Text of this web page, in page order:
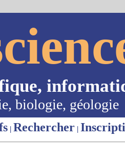
biologie, géologie
| Rechercher |